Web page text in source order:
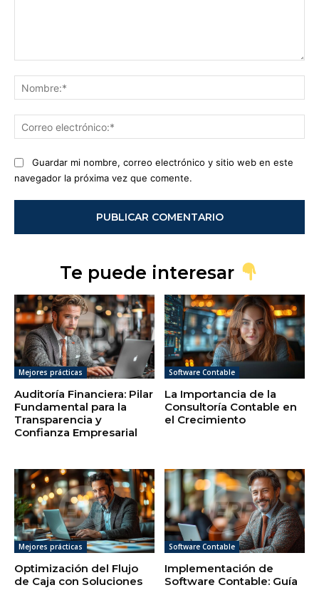
Guardar mi nombre, correo electrónico y sitio web en este
navegador la próxima vez que comente.
Te puede interesar
Mejores prácticas
Auditoría Financiera: Pilar
Fundamental para la
Transparencia y
Confianza Empresarial
Software Contable
La Importancia de la
Consultoría Contable en
el Crecimiento
Mejores prácticas
Optimización del Flujo
de Caja con Soluciones
Software Contable
Implementación de
Software Contable: Guía